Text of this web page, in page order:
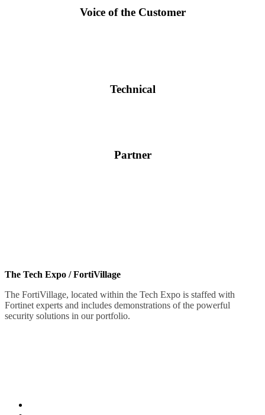
Voice of the Customer
Technical
Partner
The Tech Expo / FortiVillage
The FortiVillage, located within the Tech Expo is staffed with
Fortinet experts and includes demonstrations of the powerful
security solutions in our portfolio.